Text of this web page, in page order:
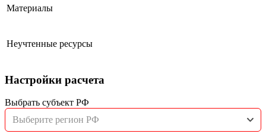
Материалы
Неучтенные ресурсы
Настройки расчета
Выбрать субъект РФ
Выберите регион РФ